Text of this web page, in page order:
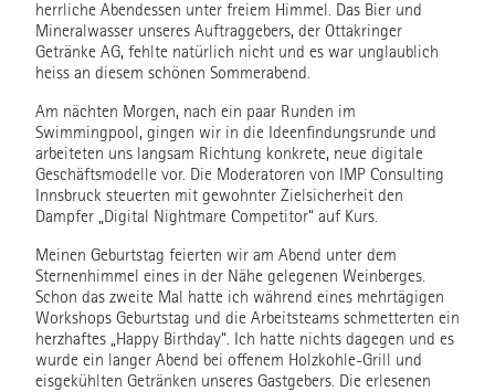
herrliche Abendessen unter freiem Himmel. Das Bier und
Mineralwasser unseres Auftraggebers, der Ottakringer
Getränke AG, fehlte natürlich nicht und es war unglaublich
heiss an diesem schönen Sommerabend.
Am nächten Morgen, nach ein paar Runden im
Swimmingpool, gingen wir in die Ideenfindungsrunde und
arbeiteten uns langsam Richtung konkrete, neue digitale
Geschäftsmodelle vor. Die Moderatoren von IMP Consulting
Innsbruck steuerten mit gewohnter Zielsicherheit den
Dampfer „Digital Nightmare Competitor“ auf Kurs.
Meinen Geburtstag feierten wir am Abend unter dem
Sternenhimmel eines in der Nähe gelegenen Weinberges.
Schon das zweite Mal hatte ich während eines mehrtägigen
Workshops Geburtstag und die Arbeitsteams schmetterten ein
herzhaftes „Happy Birthday“. Ich hatte nichts dagegen und es
wurde ein langer Abend bei offenem Holzkohle-Grill und
eisgekühlten Getränken unseres Gastgebers. Die erlesenen